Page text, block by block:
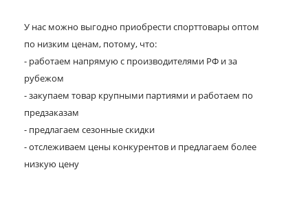
У нас можно выгодно приобрести спорттовары оптом
по низким ценам, потому, что:
- работаем напрямую с производителями РФ и за
рубежом
- закупаем товар крупными партиями и работаем по
предзаказам
- предлагаем сезонные скидки
- отслеживаем цены конкурентов и предлагаем более
низкую цену